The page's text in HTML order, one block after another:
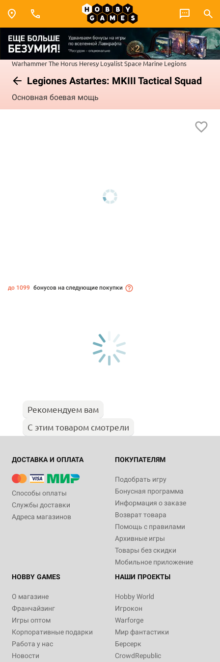
WarhammerThe Horus Heresy Loyalist Space Marine Legions
Legiones Astartes: MKIII Tactical Squad
Основная боевая мощь
до 1099 бонусов на следующие покупки
Рекомендуем вам
С этим товаром смотрели
ДОСТАВКА И ОПЛАТА
Способы оплаты
Службы доставки
Адреса магазинов
ПОКУПАТЕЛЯМ
Подобрать игру
Бонусная программа
Информация о заказе
Возврат товара
Помощь с правилами
Архивные игры
Товары без скидки
Мобильное приложение
HOBBY GAMES
О магазине
Франчайзинг
Игры оптом
Корпоративные подарки
Работа у нас
Новости
НАШИ ПРОЕКТЫ
Hobby World
Игрокон
Warforge
Мир фантастики
Берсерк
CrowdRepublic